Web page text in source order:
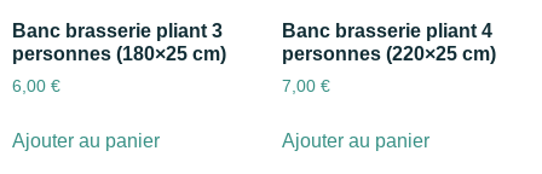
Banc brasserie pliant 3
personnes (180×25 cm)
6,00 €
Ajouter au panier
Banc brasserie pliant 4
personnes (220×25 cm)
7,00 €
Ajouter au panier